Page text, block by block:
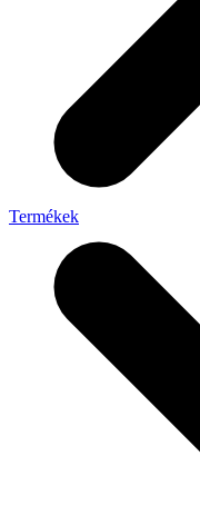
Termékek